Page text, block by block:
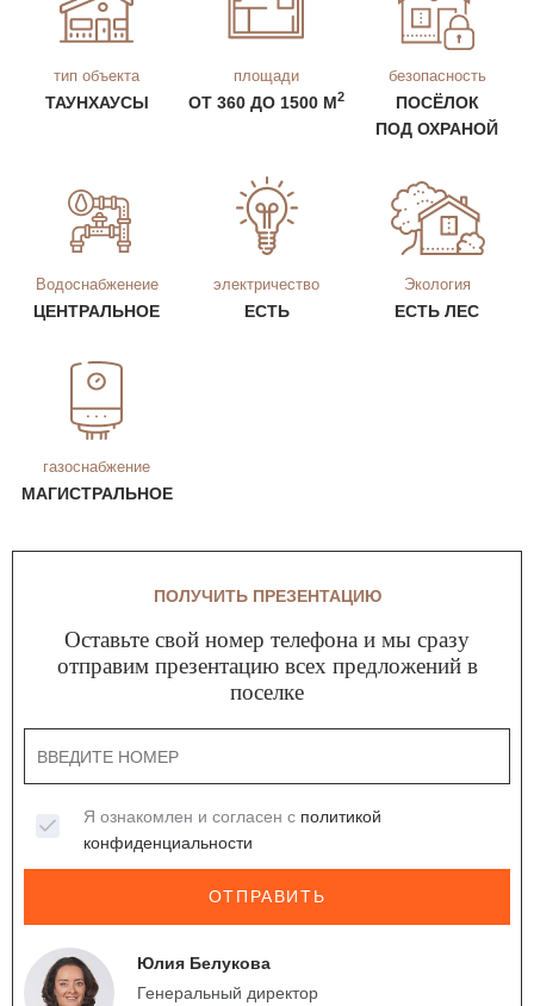
тип объекта
ТАУНХАУСЫ
площади
ОТ 360 ДО 1500 М2
безопасность
ПОСЁЛОК
ПОД ОХРАНОЙ
Водоснабженеие
ЦЕНТРАЛЬНОЕ
электричество
ЕСТЬ
Экология
ЕСТЬ ЛЕС
газоснабжение
МАГИСТРАЛЬНОЕ
ПОЛУЧИТЬ ПРЕЗЕНТАЦИЮ
Оставьте свой номер телефона и мы сразу
отправим презентацию всех предложений в
поселке
Я ознакомлен и согласен с политикой
конфиденциальности
ОТПРАВИТЬ
Юлия Белукова
Генеральный директор